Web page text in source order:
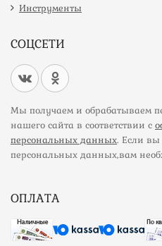
Инструменты
СОЦСЕТИ
Мы получаем и обрабатываем
нашего сайта в соответствии с
персональных данных. Если вы
персональных данных,вам
ОПЛАТА